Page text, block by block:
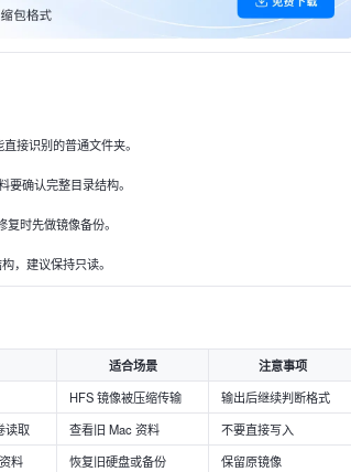
接识别的普通文件夹。
确认完整目录结构。
时先做镜像备份。
，建议保持只读。
适合场景
注意事项
HFS 镜像被压缩传输
输出后继续判断格式
读取 查看旧 Mac 资料
不要直接写入
料 恢复旧硬盘或备份
保留原镜像